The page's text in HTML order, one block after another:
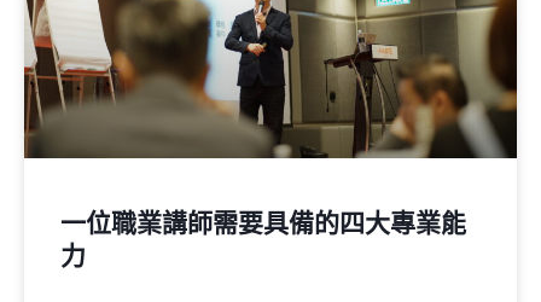
一位職業講師需要具備的四大專業能
力